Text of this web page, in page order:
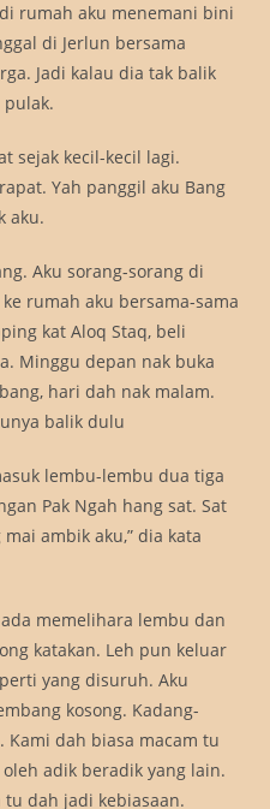
rumah aku menemani bini
di Jerlun bersama
Jadi kalau dia tak balik
pulak.
sejak kecil-kecil lagi.
Yah panggil aku Bang
aku.
Aku sorang-sorang di
rumah aku bersama-sama
kat Aloq Staq, beli
Minggu depan nak buka
hari dah nak malam.
balik dulu
lembu-lembu dua tiga
Pak Ngah hang sat. Sat
ambik aku,” dia kata
memelihara lembu dan
katakan. Leh pun keluar
yang disuruh. Aku
kosong. Kadang-
Kami dah biasa macam tu
adik beradik yang lain.
dah jadi kebiasaan.